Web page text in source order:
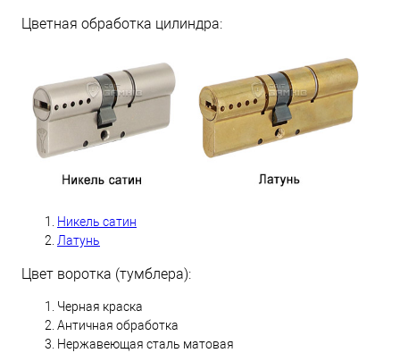
Цветная обработка цилиндра:
Никель сатин
Латунь
Цвет воротка (тумблера):
Черная краска
Античная обработка
Нержавеющая сталь матовая